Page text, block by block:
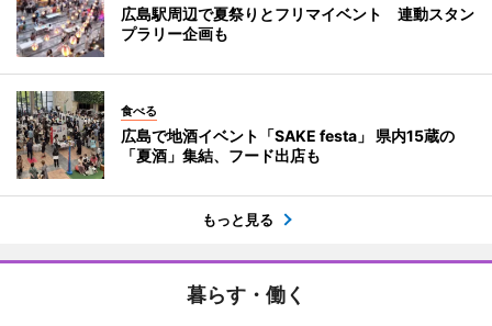
広島駅周辺で夏祭りとフリマイベント 連動スタン
プラリー企画も
食べる
広島で地酒イベント「SAKE festa」 県内15蔵の
「夏酒」集結、フード出店も
もっと見る
暮らす・働く